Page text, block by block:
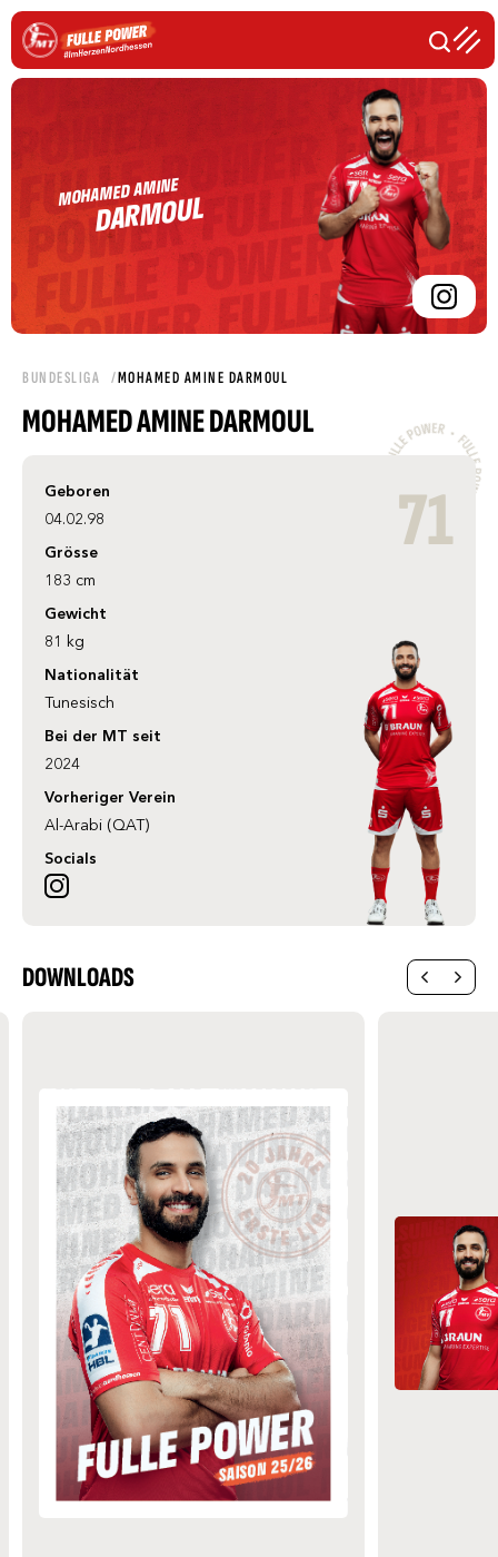
MOHAMED AMINE
DARMOUL
BUNDESLIGA MOHAMED AMINE DARMOUL
MOHAMED AMINE DARMOUL
Geboren
04.02.98
Grösse
183 cm
Gewicht
81 kg
Nationalität
Tunesisch
Bei der MT seit
2024
Vorheriger Verein
Al-Arabi (QAT)
Socials
71
DOWNLOADS